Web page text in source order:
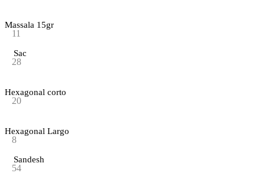
Massala 15gr
11
Sac
28
Hexagonal corto
20
Hexagonal Largo
8
Sandesh
54